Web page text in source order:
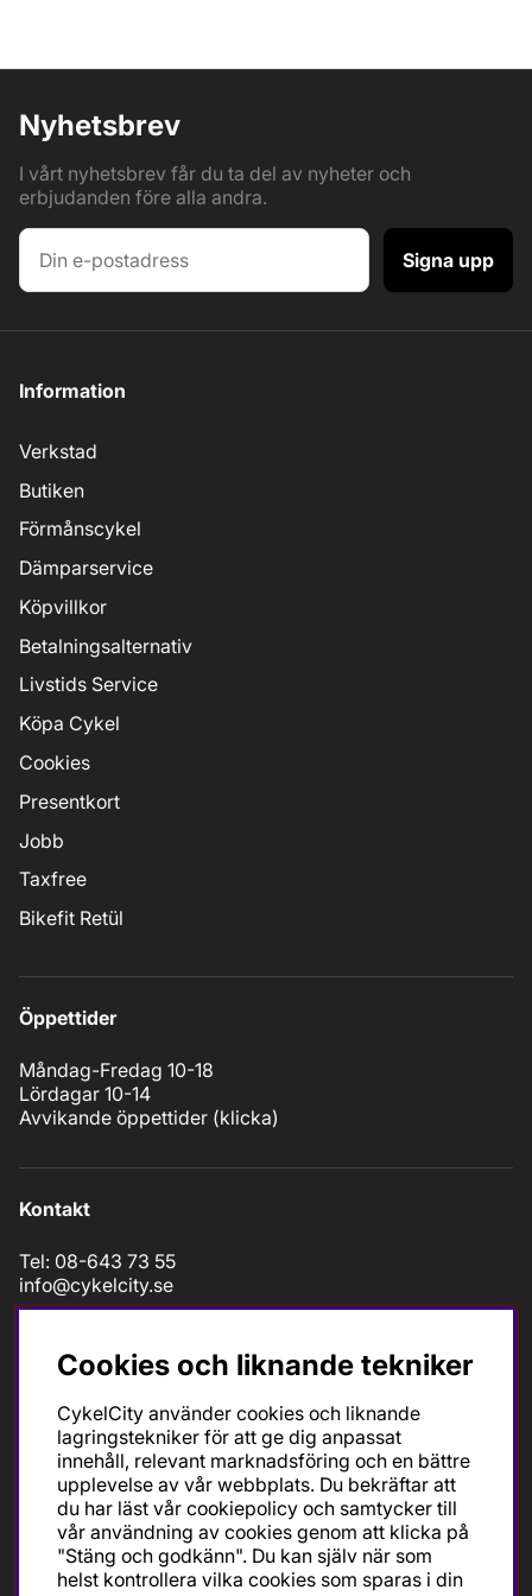
Nyhetsbrev
I vårt nyhetsbrev får du ta del av nyheter och
erbjudanden före alla andra.
Signa upp
Information
Verkstad
Butiken
Förmånscykel
Dämparservice
Köpvillkor
Betalningsalternativ
Livstids Service
Köpa Cykel
Cookies
Presentkort
Jobb
Taxfree
Bikefit Retül
Öppettider
Måndag-Fredag 10-18
Lördagar 10-14
Avvikande öppettider (klicka)
Kontakt
Tel: 08-643 73 55
info@cykelcity.se
11630 Stockholm
Följ oss
Cookies och liknande tekniker
CykelCity använder cookies och liknande
lagringstekniker för att ge dig anpassat
innehåll, relevant marknadsföring och en bättre
upplevelse av vår webbplats. Du bekräftar att
du har läst vår cookiepolicy och samtycker till
vår användning av cookies genom att klicka på
"Stäng och godkänn". Du kan själv när som
helst kontrollera vilka cookies som sparas i din